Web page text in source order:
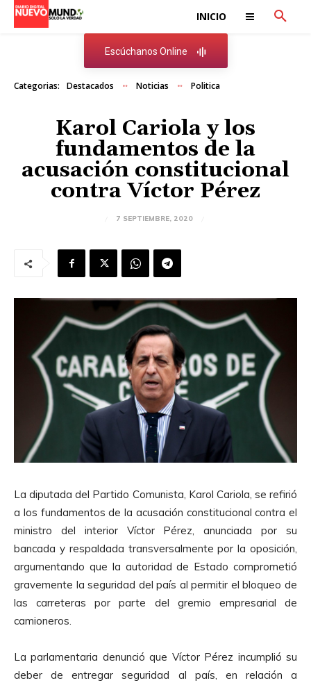
INICIO
Escúchanos Online
Categorias: Destacados Noticias Politica
Karol Cariola y los
fundamentos de la
acusación constitucional
contra Víctor Pérez
7 SEPTIEMBRE, 2020
La diputada del Partido Comunista, Karol Cariola, se refirió
a los fundamentos de la acusación constitucional contra el
ministro del interior Víctor Pérez, anunciada por su
bancada y respaldada transversalmente por la oposición,
argumentando que la autoridad de Estado comprometió
gravemente la seguridad del país al permitir el bloqueo de
las carreteras por parte del gremio empresarial de
camioneros.
La parlamentaria denunció que Víctor Pérez incumplió su
deber de entregar seguridad al país, en relación a